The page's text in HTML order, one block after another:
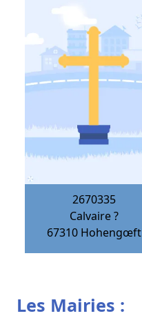
2670335
Calvaire ?
67310 Hohengœft
Les Mairies :